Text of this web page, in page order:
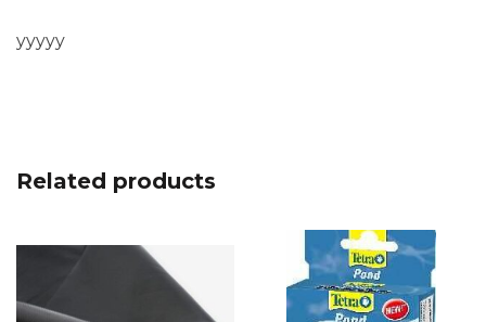
yyyyy
Related products